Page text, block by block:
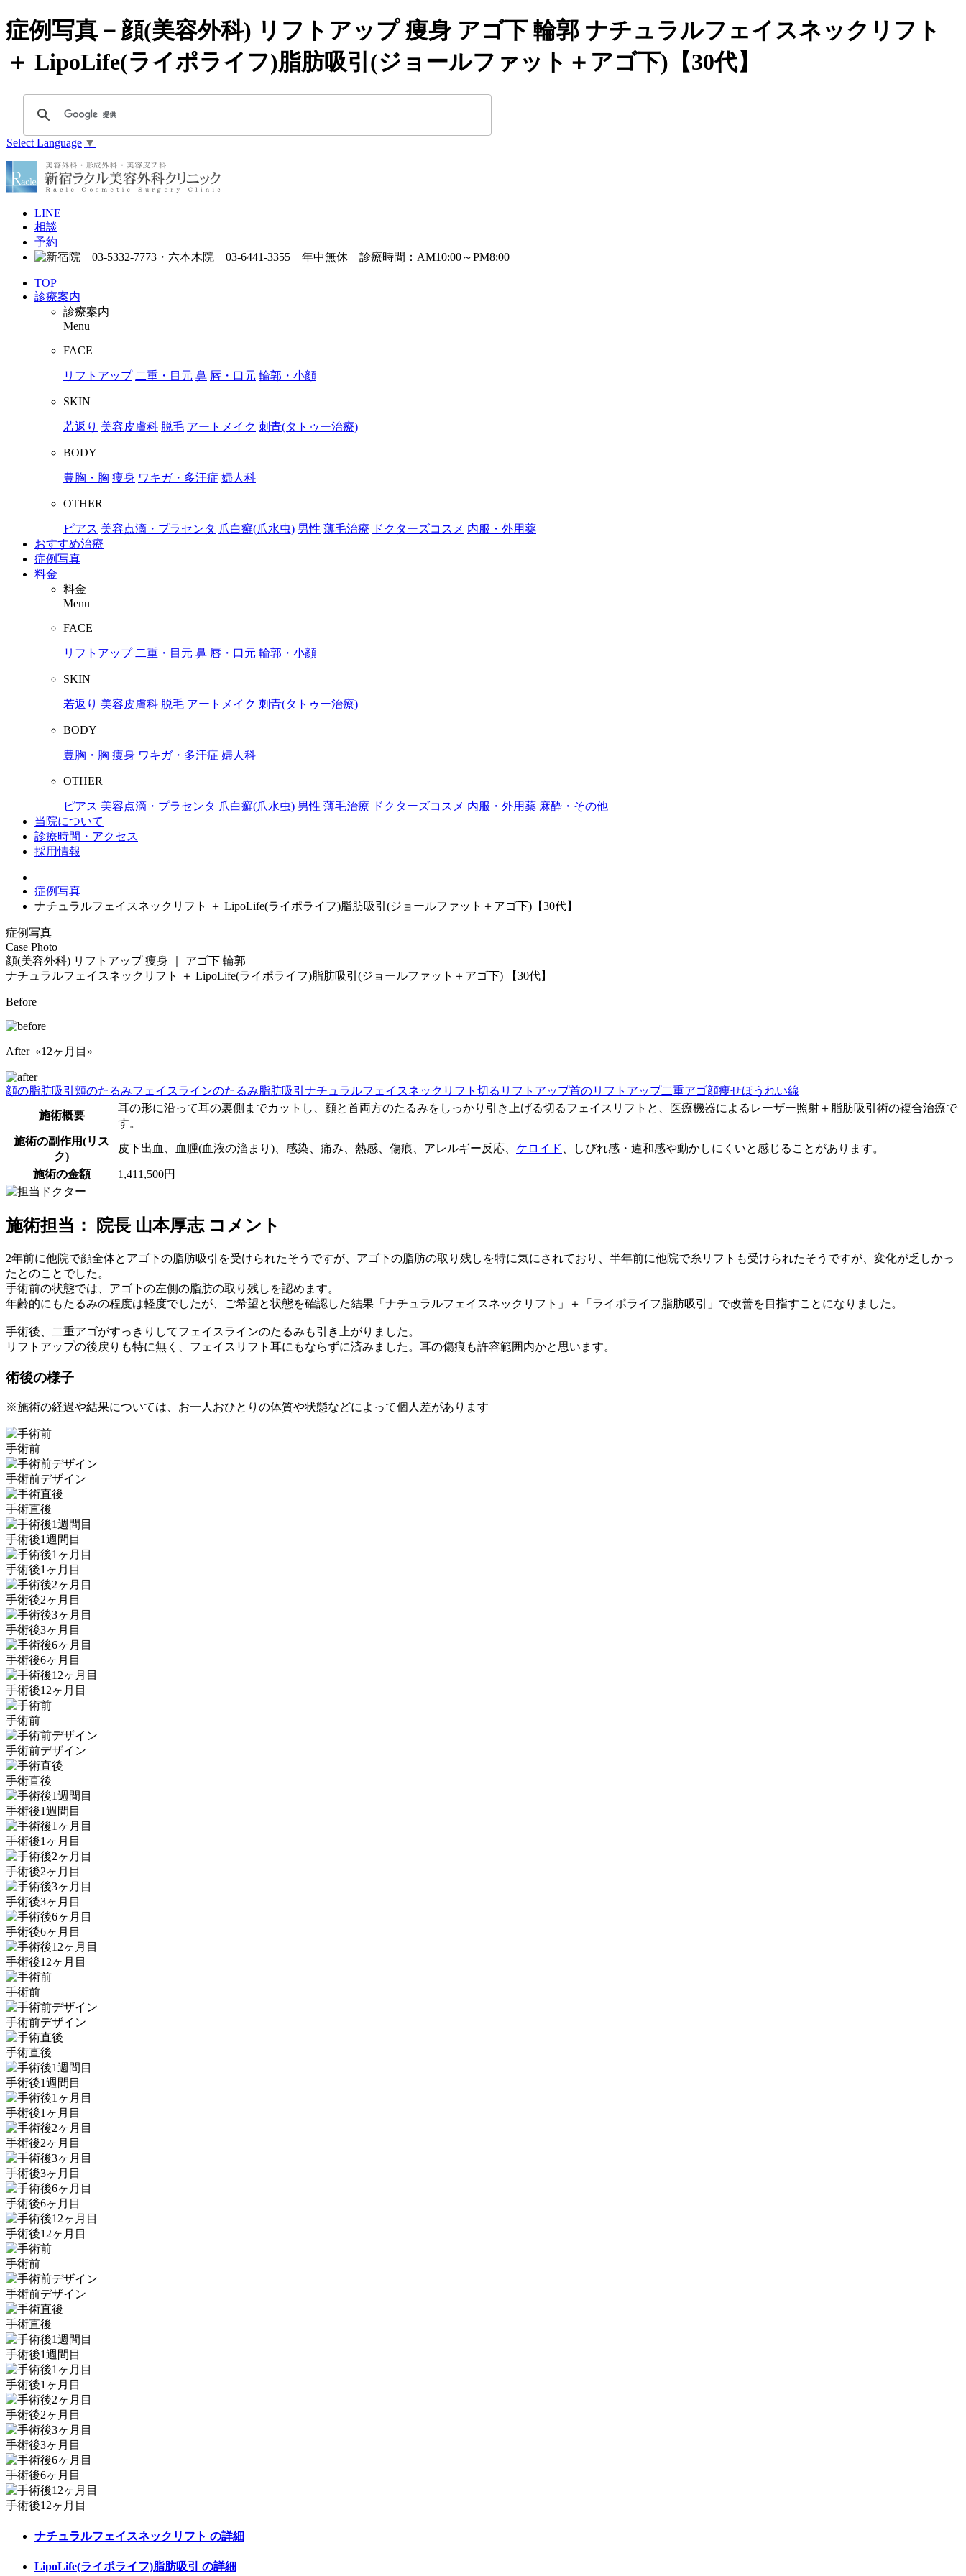
症例写真－顔(美容外科) リフトアップ 痩身 アゴ下 輪郭 ナチュラルフェイスネックリフト
＋ LipoLife(ライポライフ)脂肪吸引(ジョールファット＋アゴ下)【30代】
Select Language ▼
LINE
相談
予約
TOP
診療案内
診療案内
Menu
FACE
リフトアップ 二重・目元 鼻 唇・口元 輪郭・小顔
SKIN
若返り 美容皮膚科 脱毛 アートメイク 刺青(タトゥー治療)
BODY
豊胸・胸 痩身 ワキガ・多汗症 婦人科
OTHER
ピアス 美容点滴・プラセンタ 爪白癬(爪水虫) 男性 薄毛治療 ドクターズコスメ 内服・外用薬
おすすめ治療
症例写真
料金
料金
Menu
FACE
リフトアップ 二重・目元 鼻 唇・口元 輪郭・小顔
SKIN
若返り 美容皮膚科 脱毛 アートメイク 刺青(タトゥー治療)
BODY
豊胸・胸 痩身 ワキガ・多汗症 婦人科
OTHER
ピアス 美容点滴・プラセンタ 爪白癬(爪水虫) 男性 薄毛治療 ドクターズコスメ 内服・外用薬 麻酔・その他
当院について
診療時間・アクセス
採用情報
症例写真
ナチュラルフェイスネックリフト ＋ LipoLife(ライポライフ)脂肪吸引(ジョールファット＋アゴ下)【30代】
症例写真
Case Photo
顔(美容外科) リフトアップ 痩身 ｜ アゴ下 輪郭
ナチュラルフェイスネックリフト ＋ LipoLife(ライポライフ)脂肪吸引(ジョールファット＋アゴ下)
【30代】
Before
After «12ヶ月目»
顔の脂肪吸引 頬のたるみフェイスラインのたるみ 脂肪吸引 ナチュラルフェイスネックリフト 切るリフトアップ首のリフトアップ二重アゴ顔痩せほうれい線
施術概要
耳の形に沿って耳の裏側までカットし、顔と首両方のたるみをしっかり引き上げる切るフェイスリフトと、医療機器によるレーザー照射＋脂肪吸引術の複合治療で
す。
施術の副作用(リス
ク)
皮下出血、血腫(血液の溜まり)、感染、痛み、熱感、傷痕、アレルギー反応、 ケロイド 、しびれ感・違和感や動かしにくいと感じることがあります。
施術の金額 1,411,500円
施術担当： 院長 山本厚志 コメント
2年前に他院で顔全体とアゴ下の脂肪吸引を受けられたそうですが、アゴ下の脂肪の取り残しを特に気にされており、半年前に他院で糸リフトも受けられたそうですが、変化が乏しかっ
たとのことでした。
手術前の状態では、アゴ下の左側の脂肪の取り残しを認めます。
年齢的にもたるみの程度は軽度でしたが、ご希望と状態を確認した結果「ナチュラルフェイスネックリフト」＋「ライポライフ脂肪吸引」で改善を目指すことになりました。
手術後、二重アゴがすっきりしてフェイスラインのたるみも引き上がりました。
リフトアップの後戻りも特に無く、フェイスリフト耳にもならずに済みました。耳の傷痕も許容範囲内かと思います。
術後の様子
※施術の経過や結果については、お一人おひとりの体質や状態などによって個人差があります
手術前
手術前デザイン
手術直後
手術後1週間目
手術後1ヶ月目
手術後2ヶ月目
手術後3ヶ月目
手術後6ヶ月目
手術後12ヶ月目
手術前
手術前デザイン
手術直後
手術後1週間目
手術後1ヶ月目
手術後2ヶ月目
手術後3ヶ月目
手術後6ヶ月目
手術後12ヶ月目
手術前
手術前デザイン
手術直後
手術後1週間目
手術後1ヶ月目
手術後2ヶ月目
手術後3ヶ月目
手術後6ヶ月目
手術後12ヶ月目
手術前
手術前デザイン
手術直後
手術後1週間目
手術後1ヶ月目
手術後2ヶ月目
手術後3ヶ月目
手術後6ヶ月目
手術後12ヶ月目
ナチュラルフェイスネックリフト の詳細
LipoLife(ライポライフ)脂肪吸引 の詳細